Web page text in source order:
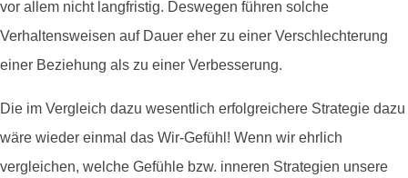
vor allem nicht langfristig. Deswegen führen solche
Verhaltensweisen auf Dauer eher zu einer Verschlechterung
einer Beziehung als zu einer Verbesserung.
Die im Vergleich dazu wesentlich erfolgreichere Strategie dazu
wäre wieder einmal das Wir-Gefühl! Wenn wir ehrlich
vergleichen, welche Gefühle bzw. inneren Strategien unsere